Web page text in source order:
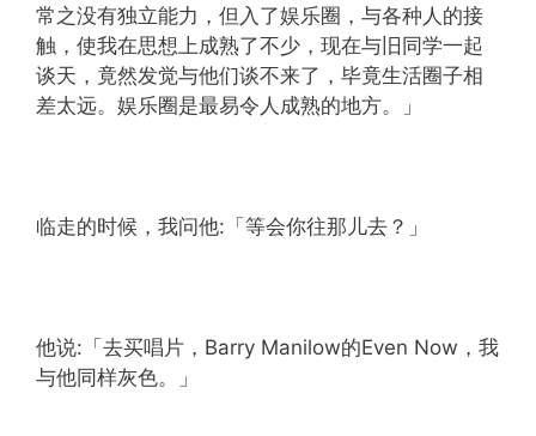
常之没有独立能力，但入了娱乐圈，与各种人的接
触，使我在思想上成熟了不少，现在与旧同学一起
谈天，竟然发觉与他们谈不来了，毕竟生活圈子相
差太远。娱乐圈是最易令人成熟的地方。」
临走的时候，我问他:「等会你往那儿去？」
他说:「去买唱片，Barry Manilow的Even Now，我
与他同样灰色。」